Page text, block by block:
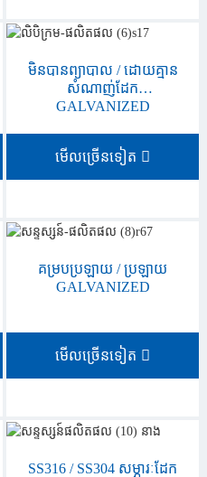
មិនបានព្យាបាល / ដោយគ្មាន
សំណាញ់ដែក
GALVANIZED
មើលច្រើនទៀត
គម្របប្រឡាយ / ប្រឡាយ
GALVANIZED
មើលច្រើនទៀត
SS316 / SS304 សម្ភារៈដែក